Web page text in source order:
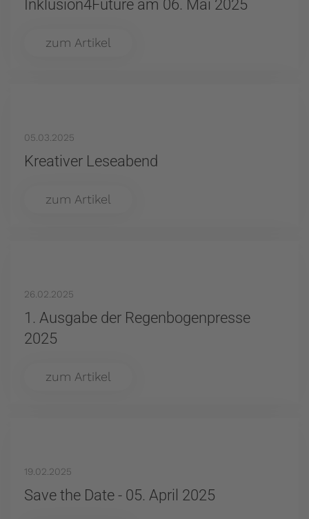
Inklusion4Future am 06. Mai 2025
zum Artikel
05.03.2025
Kreativer Leseabend
zum Artikel
26.02.2025
1. Ausgabe der Regenbogenpresse
2025
zum Artikel
19.02.2025
Save the Date - 05. April 2025